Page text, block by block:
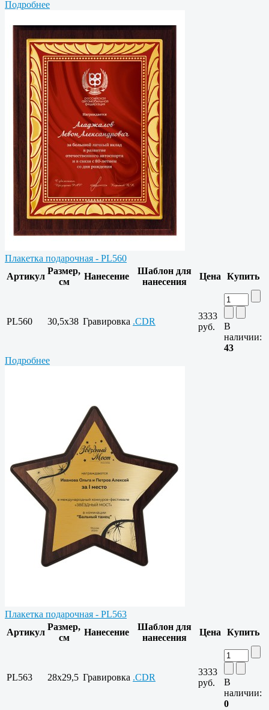
Подробнее
Плакетка подарочная - PL560
Артикул
Размер,
см
Нанесение
Шаблон для
нанесения
Цена Купить
PL560 30,5x38 Гравировка .CDR
3333
руб.
В
наличии:
43
Подробнее
Плакетка подарочная - PL563
Артикул
Размер,
см
Нанесение
Шаблон для
нанесения
Цена Купить
PL563 28х29,5 Гравировка .CDR
3333
руб.
В
наличии:
0